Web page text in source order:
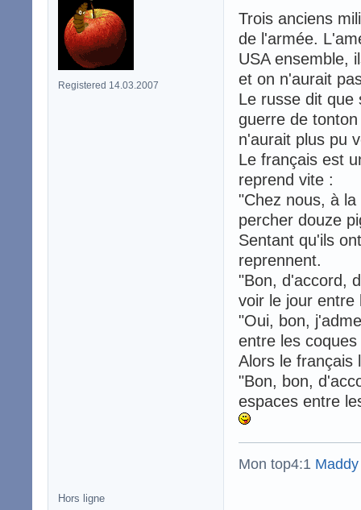
Registered 14.03.2007
Trois anciens
de l'armée.
USA ensemble,
et on n'aurait
Le russe dit que
guerre de
n'aurait plus pu
Le français est
reprend vite :
"Chez nous, à
percher douze
Sentant qu'ils
reprennent.
"Bon, d'accord,
voir le jour entre
"Oui, bon,
entre les
Alors le français
"Bon, bon,
espaces entre
Mon top4:1
Hors ligne